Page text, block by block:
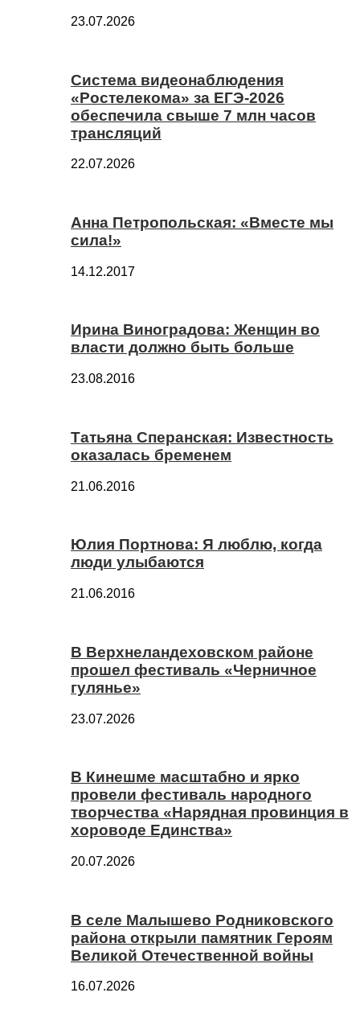
23.07.2026
Система видеонаблюдения
«Ростелекома» за ЕГЭ-2026
обеспечила свыше 7 млн часов
трансляций
22.07.2026
Анна Петропольская: «Вместе мы
сила!»
14.12.2017
Ирина Виноградова: Женщин во
власти должно быть больше
23.08.2016
Татьяна Сперанская: Известность
оказалась бременем
21.06.2016
Юлия Портнова: Я люблю, когда
люди улыбаются
21.06.2016
В Верхнеландеховском районе
прошел фестиваль «Черничное
гулянье»
23.07.2026
В Кинешме масштабно и ярко
провели фестиваль народного
творчества «Нарядная провинция в
хороводе Единства»
20.07.2026
В селе Малышево Родниковского
района открыли памятник Героям
Великой Отечественной войны
16.07.2026